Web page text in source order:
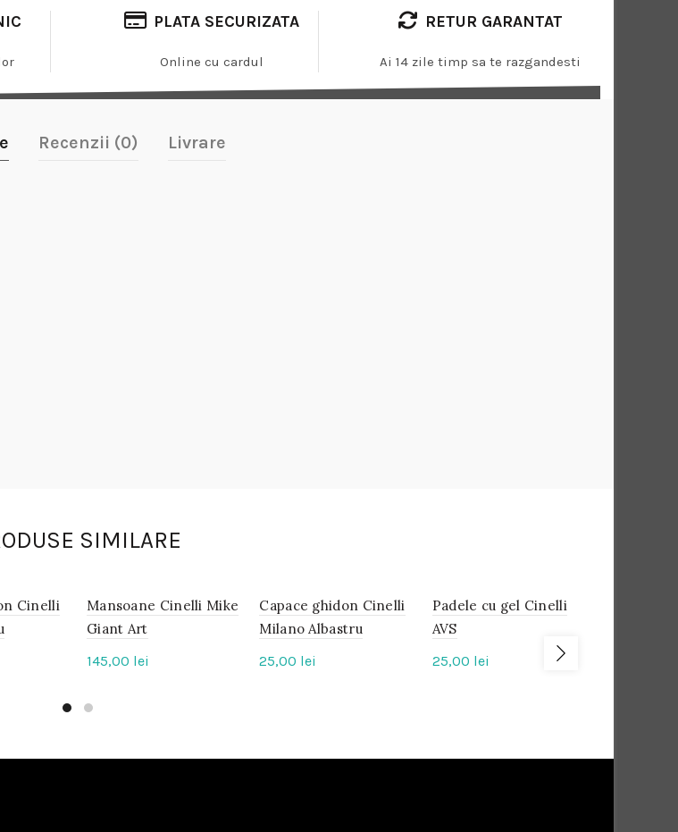
PLATA SECURIZATA
Online cu cardul
RETUR GARANTAT
Ai 14 zile timp sa te razgandesti
Recenzii (0) Livrare
SIMILARE
Cinelli
IN
STOC
Mansoane Cinelli Mike
Giant Art
145,00 lei
IN
STOC
Capace ghidon Cinelli
Milano Albastru
25,00 lei
IN
STOC
Padele cu gel Cinelli
AVS
25,00 lei